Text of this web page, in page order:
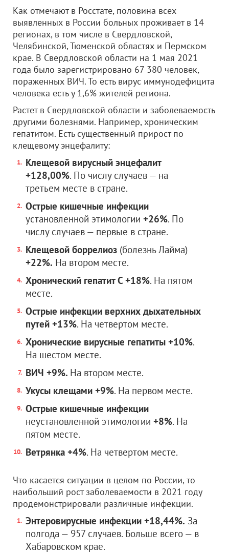
Как отмечают в Росстате, половина всех
выявленных в России больных проживает в 14
регионах, в том числе в Свердловской,
Челябинской, Тюменской областях и Пермском
крае. В Свердловской области на 1 мая 2021
года было зарегистрировано 67 380 человек,
пораженных ВИЧ. То есть вирус иммунодефицита
человека есть у 1,6% жителей региона.
Растет в Свердловской области и заболеваемость
другими болезнями. Например, хроническим
гепатитом. Есть существенный прирост по
клещевому энцефалиту:
Клещевой вирусный энцефалит
+128,00%. По числу случаев — на
третьем месте в стране.
Острые кишечные инфекции
установленной этимологии +26%. По
числу случаев — первые в стране.
Клещевой боррелиоз (болезнь Лайма)
+22%. На втором месте.
Хронический гепатит С +18%. На пятом
месте.
Острые инфекции верхних дыхательных
путей +13%. На четвертом месте.
Хронические вирусные гепатиты +10%.
На шестом месте.
ВИЧ +9%. На втором месте.
Укусы клещами +9%. На первом месте.
Острые кишечные инфекции
неустановленной этимологии +8%. На
пятом месте.
Ветрянка +4%. На четвертом месте.
Что касается ситуации в целом по России, то
наибольший рост заболеваемости в 2021 году
продемонстрировали различные инфекции.
Энтеровирусные инфекции +18,44%. За
полгода — 957 случаев. Больше всего — в
Хабаровском крае.